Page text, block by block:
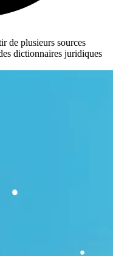
de plusieurs sources
dictionnaires juridiques